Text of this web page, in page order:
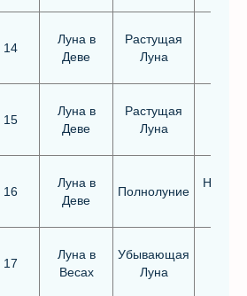
14
Луна в
Деве
Растущая
Луна
15
Луна в
Деве
Растущая
Луна
16
Луна в
Деве
Полнолуние
17
Луна в
Весах
Убывающая
Луна